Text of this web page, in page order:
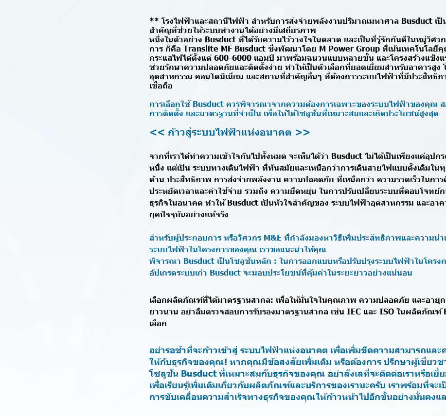
** โรงไฟฟ้าและสถานีไฟฟ้า สำหรับการส่งจ่ายพลังงานปริมาณมหาศาล Busduct เป็
สำคัญที่ช่วยให้ระบบทำงานได้อย่างมีเสถียรภาพ
หนึ่งในตัวอย่าง Busduct ที่ได้รับความไว้วางใจในตลาด และเป็นที่รู้จักกันดีในหมู่วิศว
การ ก็คือ Translite MF Busduct ซึ่งพัฒนาโดย M Power Group ที่เน้นเทคโนโลยี
กระแสไฟได้ตั้งแต่ 600-6000 แอมป์ มาพร้อมฉนวนแบบหลายชั้น และโครงสร้างแข็ง
ช่วยรักษาความปลอดภัยและติดตั้งง่าย ทำให้เป็นตัวเลือกที่ยอดเยี่ยมสำหรับอาคารสูง
อุตสาหกรรม คอนโดมิเนียม และสถานที่สำคัญอื่นๆ ที่ต้องการระบบไฟฟ้าที่มีประสิทธิภ
เชื่อถือ
การเลือกใช้ Busduct ควรพิจารณาจากความต้องการเฉพาะของระบบไฟฟ้าของคุณ
การติดตั้ง และมาตรฐานที่จำเป็น เพื่อให้ได้โซลูชันที่เหมาะสมและเกิดประโยชน์สูงสุด
<< ก้าวสู่ระบบไฟฟ้าแห่งอนาคต >>
จากที่เราได้ทำความเข้าใจกันไปทั้งหมด จะเห็นได้ว่า Busduct ไม่ได้เป็นเพียงแค่อุป
หนึ่ง แต่เป็น ระบบทางเดินไฟฟ้า ที่ทันสมัยและเหนือกว่าการเดินสายไฟแบบดั้งเดิมใน
ด้าน ประสิทธิภาพ การส่งจ่ายพลังงาน ความปลอดภัย ที่เหนือกว่า ความรวดเร็วในกา
ประหยัดเวลาและค่าใช้จ่าย รวมถึง ความยืดหยุ่น ในการปรับเปลี่ยนระบบที่ตอบโจทย์ก
ธุรกิจในอนาคต ทำให้ Busduct เป็นหัวใจสำคัญของ ระบบไฟฟ้าอุตสาหกรรม และอา
ยุคปัจจุบันอย่างแท้จริง
สำหรับผู้ประกอบการ หรือวิศวกร M&E ที่กำลังมองหาวิธีเพิ่มประสิทธิภาพและความน่
ระบบไฟฟ้าในโครงการของคุณ เราขอแนะนำให้คุณ
พิจารณา Busduct เป็นโซลูชันหลัก : ในการออกแบบหรือปรับปรุงระบบไฟฟ้าในโครง
อัปเกรดระบบเก่า Busduct จะมอบประโยชน์ที่คุ้มค่าในระยะยาวอย่างแน่นอน
เลือกผลิตภัณฑ์ที่ได้มาตรฐานสากล: เพื่อให้มั่นใจในคุณภาพ ความปลอดภัย และอายุก
ยาวนาน อย่าลืมตรวจสอบการรับรองมาตรฐานสากล เช่น IEC และ ISO ในผลิตภัณ
เลือก
อย่ารอช้าที่จะก้าวเข้าสู่ ระบบไฟฟ้าแห่งอนาคต เพื่อเพิ่มขีดความสามารถแล
ให้กับธุรกิจของคุณ! หากคุณมีข้อสงสัยเพิ่มเติม หรือต้องการ ปรึกษาผู้เชี่ยวช
โซลูชัน Busduct ที่เหมาะสมกับธุรกิจของคุณ อย่าลังเลที่จะติดต่อเราหรือเยี่
เพื่อเรียนรู้เพิ่มเติมเกี่ยวกับผลิตภัณฑ์และบริการของเรานะครับ เราพร้อมที่จะ
การขับเคลื่อนความสำเร็จทางธุรกิจของคุณให้ก้าวหน้าไปอีกขั้นอย่างมั่นคงแ